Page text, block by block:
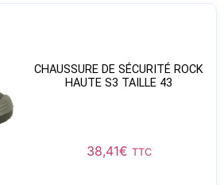
CHAUSSURE DE SÉCURITÉ ROCK
HAUTE S3 TAILLE 43
38,41€ TTC